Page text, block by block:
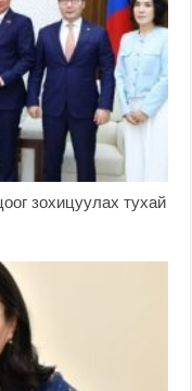
зохицуулах тухай